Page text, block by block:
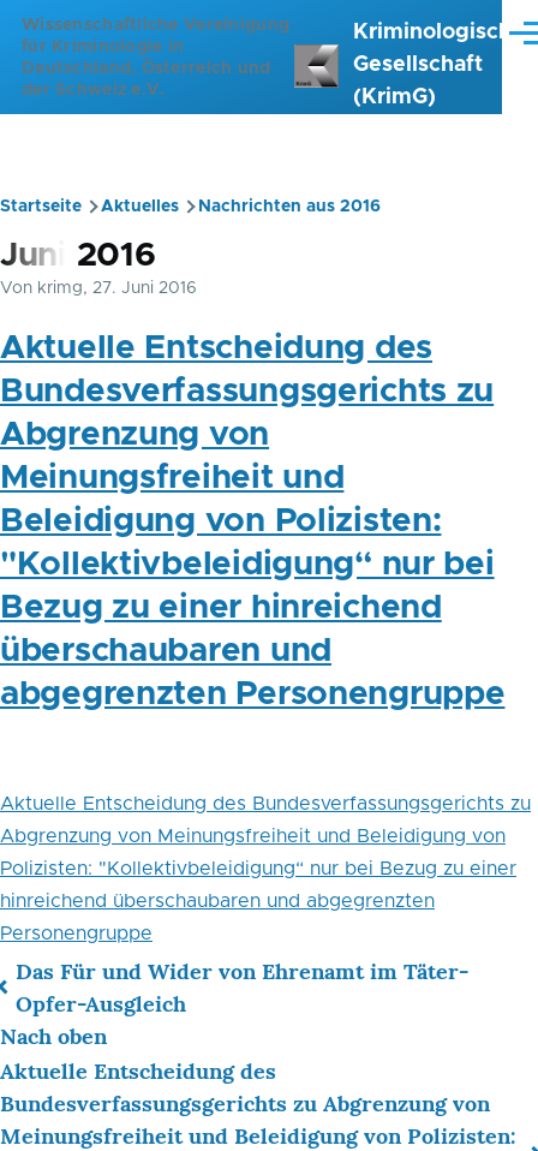
Direkt zum Inhalt
Wissenschaftliche Vereinigung
für Kriminologie in
Deutschland, Österreich und
der Schweiz e.V.
Kriminologische
Gesellschaft
(KrimG)
Pfadnavigation
Startseite Aktuelles Nachrichten aus 2016
Juni 2016
Von krimg, 27. Juni 2016
Aktuelle Entscheidung des
Bundesverfassungsgerichts zu
Abgrenzung von
Meinungsfreiheit und
Beleidigung von Polizisten:
"Kollektivbeleidigung“ nur bei
Bezug zu einer hinreichend
überschaubaren und
abgegrenzten Personengruppe
Aktuelle Entscheidung des Bundesverfassungsgerichts zu
Abgrenzung von Meinungsfreiheit und Beleidigung von
Polizisten: "Kollektivbeleidigung“ nur bei Bezug zu einer
hinreichend überschaubaren und abgegrenzten
Personengruppe
Links
für
das
Blättern
Das Für und Wider von Ehrenamt im Täter-
Opfer-Ausgleich
Nach oben
Aktuelle Entscheidung des
Bundesverfassungsgerichts zu Abgrenzung von
Meinungsfreiheit und Beleidigung von Polizisten: